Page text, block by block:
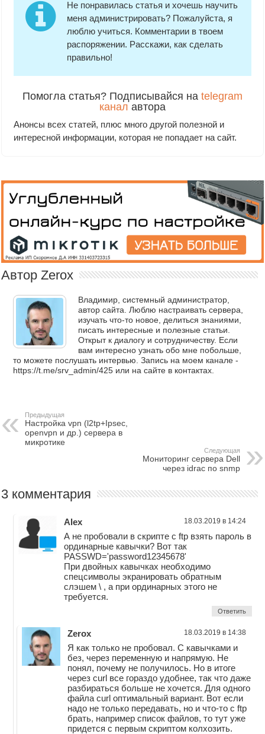
Не понравилась статья и хочешь научить
меня администрировать? Пожалуйста, я
люблю учиться. Комментарии в твоем
распоряжении. Расскажи, как сделать
правильно!
Помогла статья? Подписывайся на telegram
канал автора
Анонсы всех статей, плюс много другой полезной и
интересной информации, которая не попадает на сайт.
Автор Zerox
Владимир, системный администратор,
автор сайта. Люблю настраивать сервера,
изучать что-то новое, делиться знаниями,
писать интересные и полезные статьи.
Открыт к диалогу и сотрудничеству. Если
вам интересно узнать обо мне побольше,
то можете послушать интервью. Запись на моем канале -
https://t.me/srv_admin/425 или на сайте в контактах.
Предыдущая
Настройка vpn (l2tp+Ipsec,
openvpn и др.) сервера в
микротике
Следующая
Мониторинг сервера Dell
через idrac по snmp
3 комментария
Alex 18.03.2019 в 14:24
А не пробовали в скрипте с ftp взять пароль в
ординарные кавычки? Вот так
PASSWD='password12345678'
При двойных кавычках необходимо
спецсимволы экранировать обратным
слэшем \ , а при ординарных этого не
требуется.
Ответить
Zerox 18.03.2019 в 14:38
Я как только не пробовал. С кавычками и
без, через переменную и напрямую. Не
понял, почему не получилось. Но в итоге
через curl все гораздо удобнее, так что даже
разбираться больше не хочется. Для одного
файла curl оптимальный вариант. Вот если
надо не только передавать, но и что-то с ftp
брать, например список файлов, то тут уже
придется с первым скриптом колхозить.